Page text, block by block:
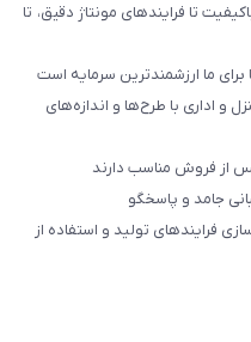
تا فرایندهای مونتاژ دقیق، تا
ما ارزشمندترین سرمایه است
و اداری با طرح‌ها و اندازه‌های
از فروش مناسب دارند
جامد و پاسخگو
فرایندهای تولید و استفاده از